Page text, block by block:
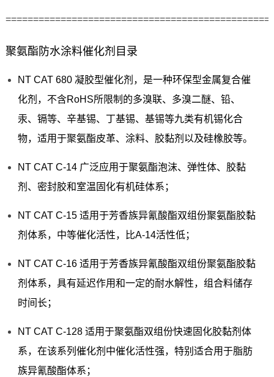
聚氨酯防水涂料催化剂目录
NT CAT 680 凝胶型催化剂，是一种环保型金属复合催
化剂，不含RoHS所限制的多溴联、多溴二醚、铅、
汞、镉等、辛基锡、丁基锡、基锡等九类有机锡化合
物，适用于聚氨酯皮革、涂料、胶黏剂以及硅橡胶等。
NT CAT C-14 广泛应用于聚氨酯泡沫、弹性体、胶黏
剂、密封胶和室温固化有机硅体系；
NT CAT C-15 适用于芳香族异氰酸酯双组份聚氨酯胶黏
剂体系，中等催化活性，比A-14活性低；
NT CAT C-16 适用于芳香族异氰酸酯双组份聚氨酯胶黏
剂体系，具有延迟作用和一定的耐水解性，组合料储存
时间长；
NT CAT C-128 适用于聚氨酯双组份快速固化胶黏剂体
系，在该系列催化剂中催化活性强，特别适合用于脂肪
族异氰酸酯体系；